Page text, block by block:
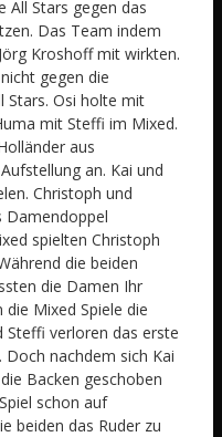
All Stars gegen das
Das Team indem
Kroshoff mit wirkten.
gegen die
Stars. Osi holte mit
mit Steffi im Mixed.
aus
an. Kai und
Christoph und
Damendoppel
spielten Christoph
die beiden
die Damen Ihr
Mixed Spiele die
Steffi verloren das erste
Doch nachdem sich Kai
Backen geschoben
schon auf
beiden das Ruder zu